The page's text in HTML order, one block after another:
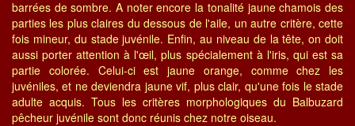
barrées de sombre. A noter encore la tonalité jaune chamois des
parties les plus claires du dessous de l'aile, un autre critère, cette
fois mineur, du stade juvénile. Enfin, au niveau de la tête, on doit
aussi porter attention à l'œil, plus spécialement à l'iris, qui est sa
partie colorée. Celui-ci est jaune orange, comme chez les
juvéniles, et ne deviendra jaune vif, plus clair, qu'une fois le stade
adulte acquis. Tous les critères morphologiques du Balbuzard
pêcheur juvénile sont donc réunis chez notre oiseau.